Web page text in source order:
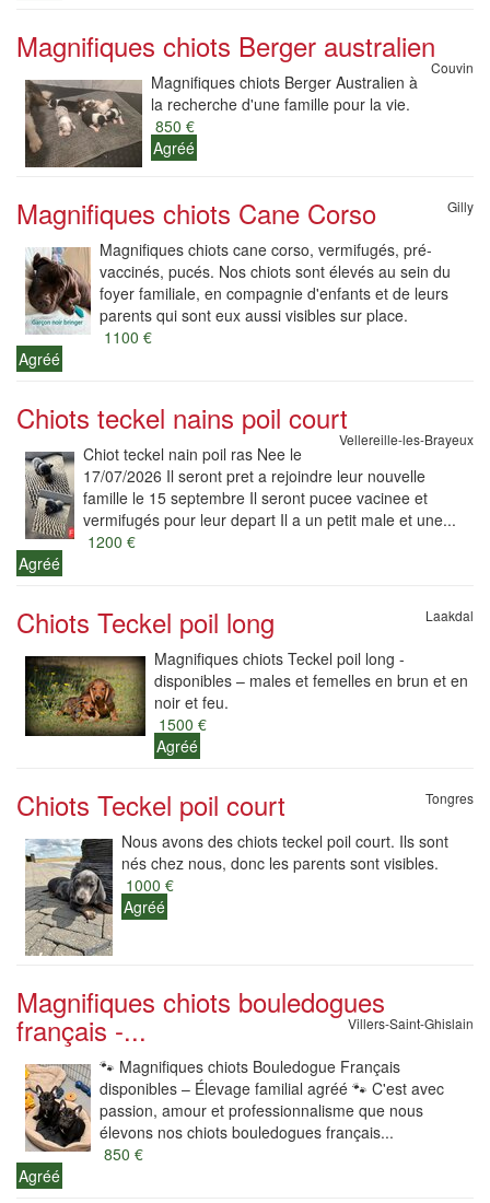
Magnifiques chiots Berger australien
Couvin
Magnifiques chiots Berger Australien à
la recherche d'une famille pour la vie.
850 €
Agréé
Magnifiques chiots Cane Corso Gilly
Magnifiques chiots cane corso, vermifugés, pré-
vaccinés, pucés. Nos chiots sont élevés au sein du
foyer familiale, en compagnie d'enfants et de leurs
parents qui sont eux aussi visibles sur place.
1100 €
Agréé
Chiots teckel nains poil court
Vellereille-les-Brayeux
Chiot teckel nain poil ras Nee le
17/07/2026 Il seront pret a rejoindre leur nouvelle
famille le 15 septembre Il seront pucee vacinee et
vermifugés pour leur depart Il a un petit male et une...
1200 €
Agréé
Chiots Teckel poil long Laakdal
Magnifiques chiots Teckel poil long -
disponibles – males et femelles en brun et en
noir et feu.
1500 €
Agréé
Chiots Teckel poil court Tongres
Nous avons des chiots teckel poil court. Ils sont
nés chez nous, donc les parents sont visibles.
1000 €
Agréé
Magnifiques chiots bouledogues
français -... Villers-Saint-Ghislain
🐾 Magnifiques chiots Bouledogue Français
disponibles – Élevage familial agréé 🐾 C'est avec
passion, amour et professionnalisme que nous
élevons nos chiots bouledogues français...
850 €
Agréé